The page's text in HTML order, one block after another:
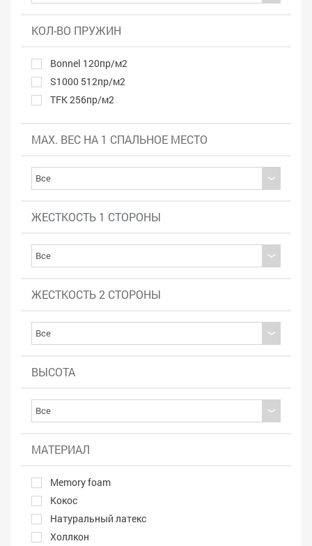
КОЛ-ВО ПРУЖИН
Bonnel 120пр/м2
S1000 512пр/м2
TFK 256пр/м2
MAX. ВЕС НА 1 СПАЛЬНОЕ МЕСТО
ЖЕСТКОСТЬ 1 СТОРОНЫ
ЖЕСТКОСТЬ 2 СТОРОНЫ
ВЫСОТА
МАТЕРИАЛ
Memory foam
Кокос
Натуральный латекс
Холлкон